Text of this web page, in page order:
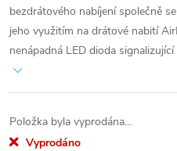
bezdrátového nabíjení společně
jeho využitím na drátové nabití
nenápadná LED dioda
Položka byla vyprodána…
Vyprodáno